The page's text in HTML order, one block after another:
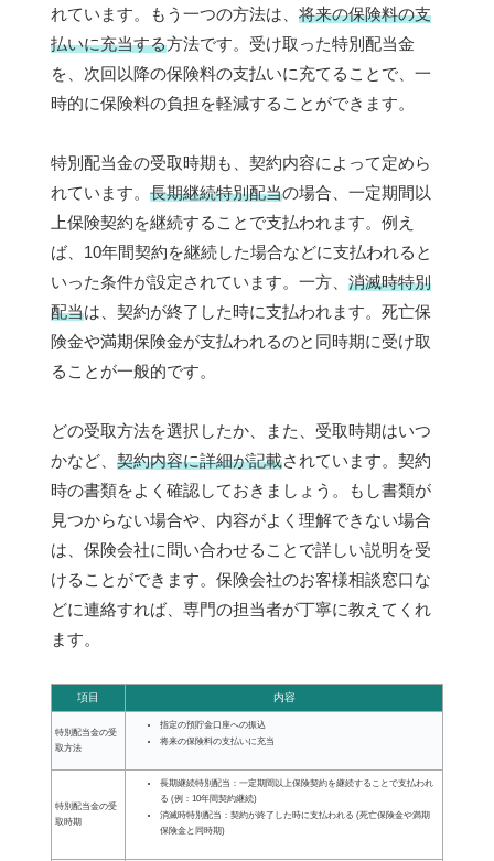
れています。もう一つの方法は、 将来の保険料の支
払いに充当する方法です。受け取った特別配当金
を、次回以降の保険料の支払いに充てることで、一
時的に保険料の負担を軽減することができます。
特別配当金の受取時期も、契約内容によって定めら
れています。 長期継続特別配当の場合、一定期間以
上保険契約を継続することで支払われます。例え
ば、10年間契約を継続した場合などに支払われると
いった条件が設定されています。一方、 消滅時特別
配当は、契約が終了した時に支払われます。死亡保
険金や満期保険金が支払われるのと同時期に受け取
ることが一般的です。
どの受取方法を選択したか、また、受取時期はいつ
かなど、 契約内容に詳細が記載されています。契約
時の書類をよく確認しておきましょう。もし書類が
見つからない場合や、内容がよく理解できない場合
は、保険会社に問い合わせることで詳しい説明を受
けることができます。保険会社のお客様相談窓口な
どに連絡すれば、専門の担当者が丁寧に教えてくれ
ます。
項目 内容
特別配当金の受
取方法
指定の預貯金口座への振込
将来の保険料の支払いに充当
特別配当金の受
取時期
長期継続特別配当：一定期間以上保険契約を継続することで支払われ
る (例：10年間契約継続)
消滅時特別配当：契約が終了した時に支払われる (死亡保険金や満期
保険金と同時期)